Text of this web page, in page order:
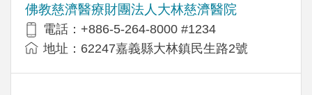
佛教慈濟醫療財團法人大林慈濟醫院
電話：+886-5-264-8000 #1234
地址：62247嘉義縣大林鎮民生路2號